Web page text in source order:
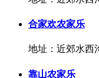
合家欢农家乐
地址：近郊水西
靠山农家乐